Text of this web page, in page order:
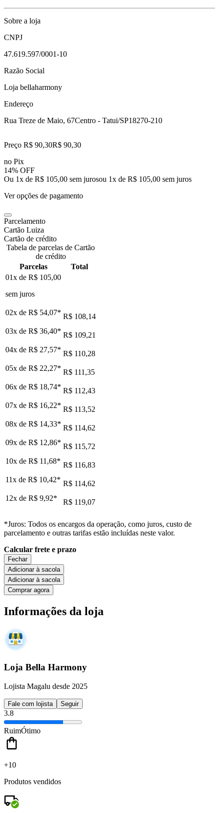
Sobre a loja
CNPJ
47.619.597/0001-10
Razão Social
Loja bellaharmony
Endereço
Rua Treze de Maio, 67Centro - Tatui/SP18270-210
Preço R$ 90,30R$ 90,30
no Pix
14% OFF
Ou 1x de R$ 105,00 sem jurosou 1x de R$ 105,00 sem juros
Ver opções de pagamento
Parcelamento
Cartão Luiza
Cartão de crédito
Tabela de parcelas de Cartão
de crédito
Parcelas
Total
01x de R$ 105,00
sem juros
02x de R$ 54,07* R$ 108,14
03x de R$ 36,40* R$ 109,21
04x de R$ 27,57* R$ 110,28
05x de R$ 22,27* R$ 111,35
06x de R$ 18,74* R$ 112,43
07x de R$ 16,22* R$ 113,52
08x de R$ 14,33* R$ 114,62
09x de R$ 12,86* R$ 115,72
10x de R$ 11,68* R$ 116,83
11x de R$ 10,42* R$ 114,62
12x de R$ 9,92* R$ 119,07
*Juros: Todos os encargos da operação, como juros, custo de
parcelamento e outras tarifas estão incluídas neste valor.
Calcular frete e prazo
Fechar
Adicionar à sacola
Adicionar à sacola
Comprar agora
Informações da loja
Loja Bella Harmony
Lojista Magalu desde 2025
Fale com lojista Seguir
3.8
RuimÓtimo
+10
Produtos vendidos